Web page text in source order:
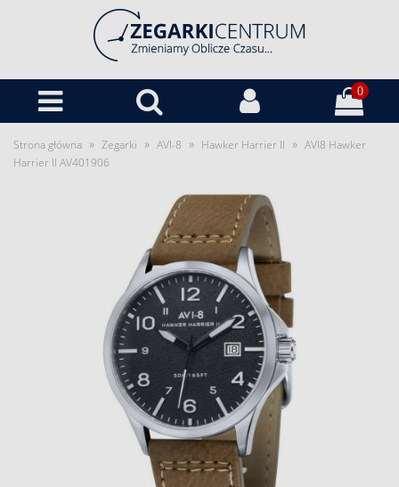
0
Strona główna » Zegarki » AVI-8 » Hawker Harrier II » AVI8 Hawker
Harrier II AV401906